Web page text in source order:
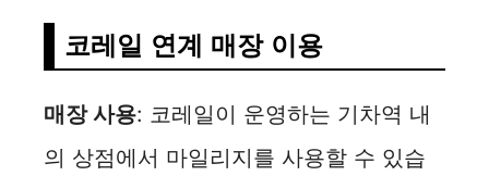
코레일 연계 매장 이용
매장 사용: 코레일이 운영하는 기차역 내
의 상점에서 마일리지를 사용할 수 있습